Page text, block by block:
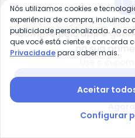
Compre pelo app e
na sua
Nós utilizamos cookies e
experiência de compra, incluindo
publicidade personalizada. Ao
que você está ciente e concorda
Privacidadepara saber mais.
Aceitar
Configurar